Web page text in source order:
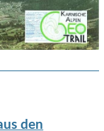
den